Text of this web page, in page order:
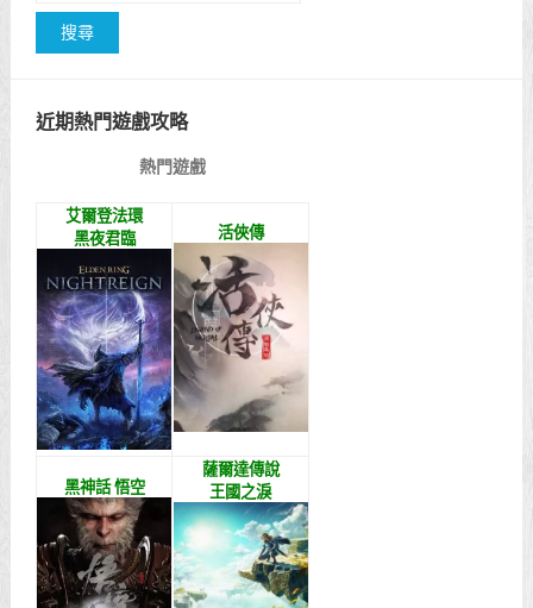
近期熱門遊戲攻略
熱門遊戲
艾爾登法環
黑夜君臨
活俠傳
黑神話 悟空
薩爾達傳說
王國之淚